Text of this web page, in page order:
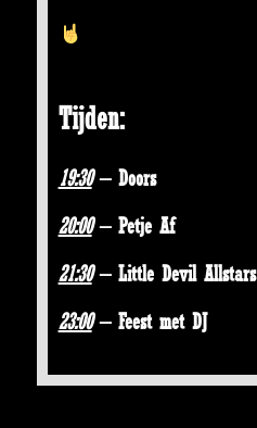
Tijden:
19:30– Doors
20:00– Petje Af
21:30– Little Devil Allstars
23:00– Feest met DJ